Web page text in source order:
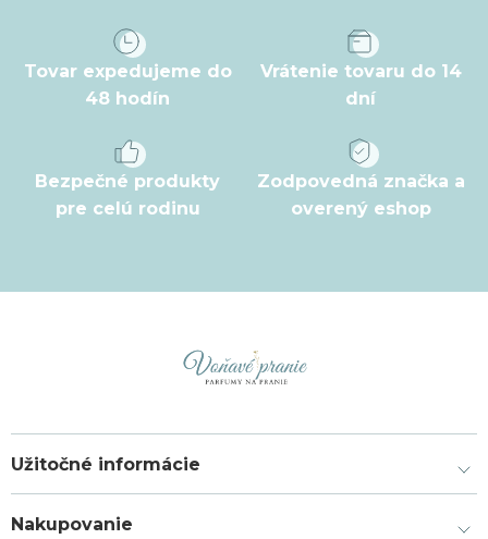
Tovar expedujeme do
48 hodín
Vrátenie tovaru do 14
dní
Bezpečné produkty
pre celú rodinu
Zodpovedná značka a
overený eshop
Užitočné informácie
Nakupovanie